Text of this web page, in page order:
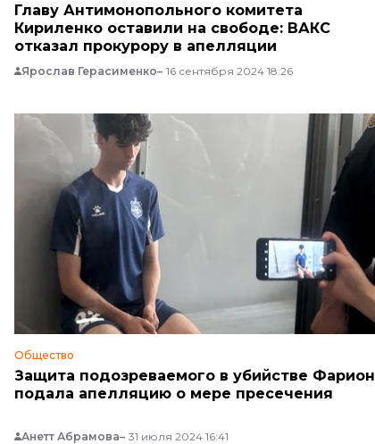
Главу Антимонопольного комитета
Кириленко оставили на свободе: ВАКС
отказал прокурору в апелляции
Ярослав Герасименко 16 сентября 2024 18:26
Общество
Защита подозреваемого в убийстве Фарион
подала апелляцию о мере пресечения
Анетт Абрамова 31 июля 2024 16:41